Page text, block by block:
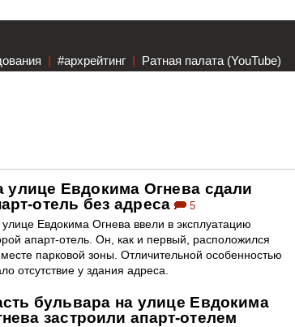
| #архрейтинг | Ратная палата (YouTube)
улице Евдокима Огнева сдали
отель без адреса
5
Евдокима Огнева ввели в эксплуатацию
апарт-отель. Он, как и первый, расположился
парковой зоны. Отличительной особенностью
отсутствие у здания адреса.
бульвара на улице Евдокима
застроили апарт-отелем